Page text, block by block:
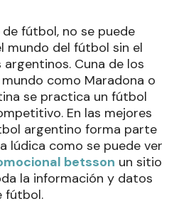
fútbol, no se puede
mundo del fútbol sin el
Cuna de los
como Maradona o
se practica un fútbol
En las mejores
argentino forma parte
lúdica como se puede ver
betsson un sitio
la información y datos
fútbol.